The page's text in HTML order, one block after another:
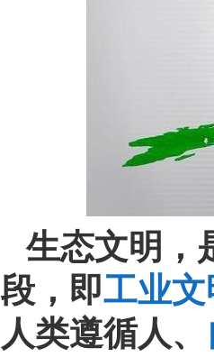
生态文明，
段，即工业文
人类遵循人、